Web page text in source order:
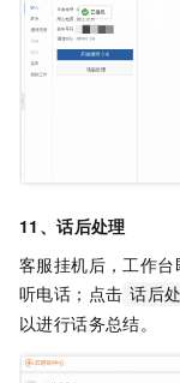
11、话后处理
客服挂机后，工作
听电话；点击 话后
以进行话务总结。